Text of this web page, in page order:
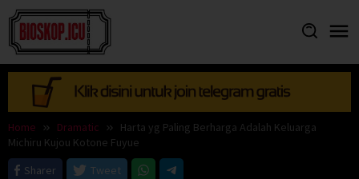
Skip
content
Home Dramatic
Harta yg Paling Berharga Adalah Keluarga
Michiru Kujou Kotone Fuyue
Sharer
Tweet